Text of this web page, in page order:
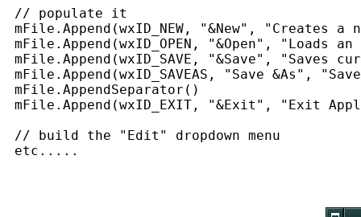
// populate it
mFile.Append(wxID_NEW, "&New", "Creates
mFile.Append(wxID_OPEN, "&Open",
mFile.Append(wxID_SAVE, "&Save", "Saves
mFile.Append(wxID_SAVEAS, "Save &As",
mFile.AppendSeparator()
mFile.Append(wxID_EXIT, "&Exit", "Exit
// build the "Edit" dropdown menu
etc.....